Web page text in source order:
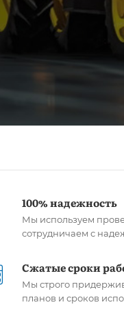
100% надежность
Мы используем
сотрудничаем с
Сжатые сроки
Мы строго
планов и сроков